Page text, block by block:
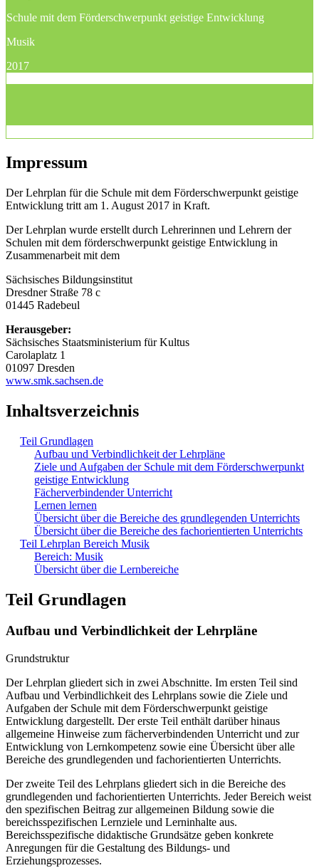
Schule mit dem Förderschwerpunkt geistige Entwicklung
Musik
2017
Impressum
Der Lehrplan für die Schule mit dem Förderschwerpunkt geistige
Entwicklung tritt am 1. August 2017 in Kraft.
Der Lehrplan wurde erstellt durch Lehrerinnen und Lehrern der
Schulen mit dem förderschwerpunkt geistige Entwicklung in
Zusammenarbeit mit dem
Sächsisches Bildungsinstitut
Dresdner Straße 78 c
01445 Radebeul
Herausgeber:
Sächsisches Staatsministerium für Kultus
Carolaplatz 1
01097 Dresden
www.smk.sachsen.de
Inhaltsverzeichnis
Teil Grundlagen
Aufbau und Verbindlichkeit der Lehrpläne
Ziele und Aufgaben der Schule mit dem Förderschwerpunkt
geistige Entwicklung
Fächerverbindender Unterricht
Lernen lernen
Übersicht über die Bereiche des grundlegenden Unterrichts
Übersicht über die Bereiche des fachorientierten Unterrichts
Teil Lehrplan Bereich Musik
Bereich: Musik
Übersicht über die Lernbereiche
Teil Grundlagen
Aufbau und Verbindlichkeit der Lehrpläne
Grundstruktur
Der Lehrplan gliedert sich in zwei Abschnitte. Im ersten Teil sind
Aufbau und Verbindlichkeit des Lehrplans sowie die Ziele und
Aufgaben der Schule mit dem Förderschwerpunkt geistige
Entwicklung dargestellt. Der erste Teil enthält darüber hinaus
allgemeine Hinweise zum fächerverbindenden Unterricht und zur
Entwicklung von Lernkompetenz sowie eine Übersicht über alle
Bereiche des grundlegenden und fachorientierten Unterrichts.
Der zweite Teil des Lehrplans gliedert sich in die Bereiche des
grundlegenden und fachorientierten Unterrichts. Jeder Bereich weist
den spezifischen Beitrag zur allgemeinen Bildung sowie die
bereichsspezifischen Lernziele und Lerninhalte aus.
Bereichsspezifische didaktische Grundsätze geben konkrete
Anregungen für die Gestaltung des Bildungs- und
Erziehungsprozesses.